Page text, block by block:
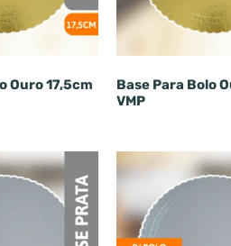
Ouro 17,5cm
Base Para Bolo
VMP